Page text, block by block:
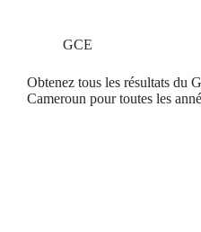
GCE
Obtenez tous les résultats du
Cameroun pour toutes les